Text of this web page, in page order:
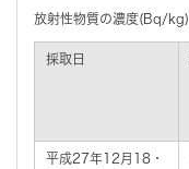
放射性物質の濃度(Bq/kg)
採取日
平成27年12月18・